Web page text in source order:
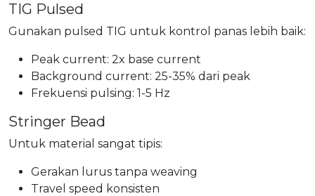
TIG Pulsed
Gunakan pulsed TIG untuk kontrol panas lebih baik:
Peak current: 2x base current
Background current: 25-35% dari peak
Frekuensi pulsing: 1-5 Hz
Stringer Bead
Untuk material sangat tipis:
Gerakan lurus tanpa weaving
Travel speed konsisten